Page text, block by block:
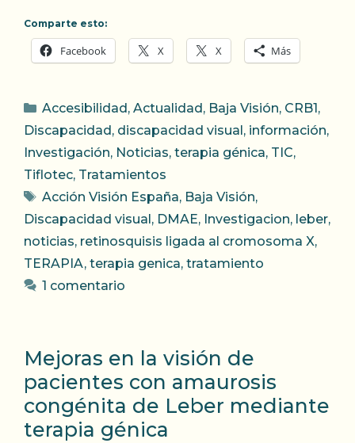
Comparte esto:
Facebook X X Más
Categorías
Accesibilidad , Actualidad , Baja Visión, CRB1 ,
Discapacidad , discapacidad visual , información,
Investigación, Noticias, terapia génica, TIC,
Tiflotec, Tratamientos
Etiquetas
Acción Visión España, Baja Visión,
Discapacidad visual , DMAE, Investigacion, leber,
noticias, retinosquisis ligada al cromosoma X,
TERAPIA, terapia genica, tratamiento
1 comentario
Mejoras en la visión de
pacientes con amaurosis
congénita de Leber mediante
terapia génica